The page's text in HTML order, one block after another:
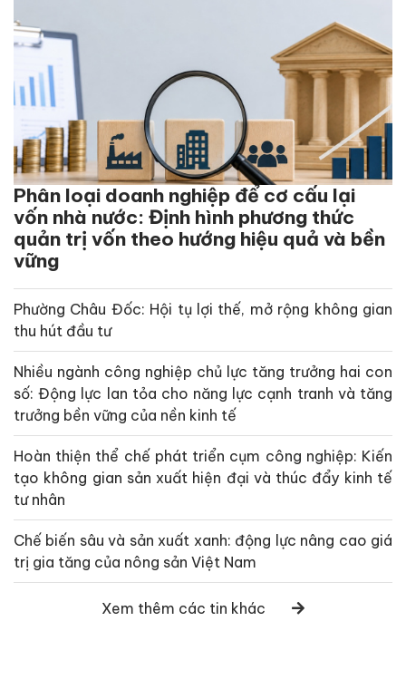
Phân loại doanh nghiệp để cơ cấu lại
vốn nhà nước: Định hình phương thức
quản trị vốn theo hướng hiệu quả và bền
vững
Phường Châu Đốc: Hội tụ lợi thế, mở rộng không gian
thu hút đầu tư
Nhiều ngành công nghiệp chủ lực tăng trưởng hai con
số: Động lực lan tỏa cho năng lực cạnh tranh và tăng
trưởng bền vững của nền kinh tế
Hoàn thiện thể chế phát triển cụm công nghiệp: Kiến
tạo không gian sản xuất hiện đại và thúc đẩy kinh tế
tư nhân
Chế biến sâu và sản xuất xanh: động lực nâng cao giá
trị gia tăng của nông sản Việt Nam
Xem thêm các tin khác